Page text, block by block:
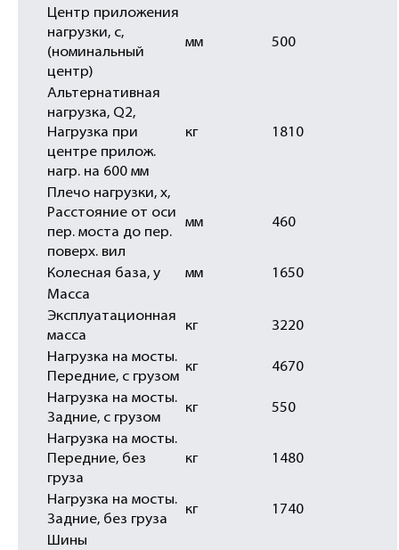
Центр приложения
нагрузки, c,
(номинальный
центр)
мм 500
Альтернативная
нагрузка, Q2,
Нагрузка при
центре прилож.
нагр. на 600 мм
кг 1810
Плечо нагрузки, x,
Расстояние от оси
пер. моста до пер.
поверх. вил
мм 460
Колесная база, y мм
1650
Масса
Эксплуатационная
масса
кг 3220
Нагрузка на мосты.
Передние, с грузом
кг 4670
Нагрузка на мосты.
Задние, с грузом
кг 550
Нагрузка на мосты.
Передние, без
груза
кг 1480
Нагрузка на мосты.
Задние, без груза
кг 1740
Шины